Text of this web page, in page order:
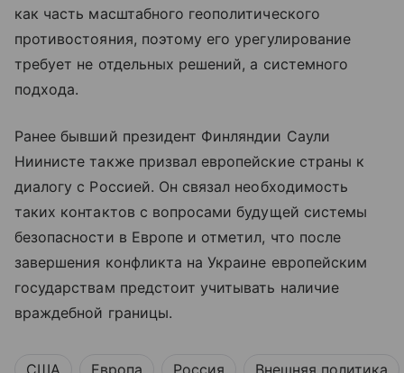
как часть масштабного геополитического
противостояния, поэтому его урегулирование
требует не отдельных решений, а системного
подхода.
Ранее бывший президент Финляндии Саули
Ниинисте также призвал европейские страны к
диалогу с Россией. Он связал необходимость
таких контактов с вопросами будущей системы
безопасности в Европе и отметил, что после
завершения конфликта на Украине европейским
государствам предстоит учитывать наличие
враждебной границы.
США Европа Россия Внешняя политика